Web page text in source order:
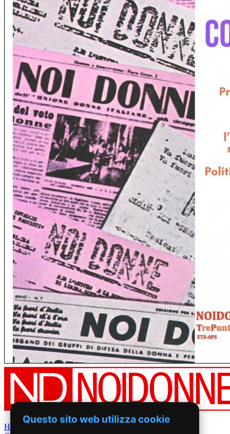
Home
Questo sito web utilizza cookie